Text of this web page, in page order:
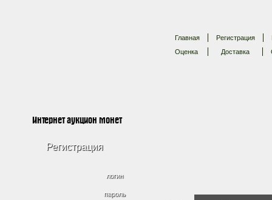
Главная Регистрация
Оценка
Доставка
Интернет аукцион монет
Регистрация
логин
пароль